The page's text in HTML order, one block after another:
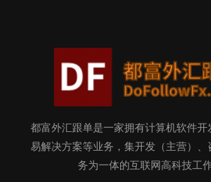
都富外汇跟单是一家拥有计算机软件开
易解决方案等业务，集开发（主营）、
务为一体的互联网高科技工作